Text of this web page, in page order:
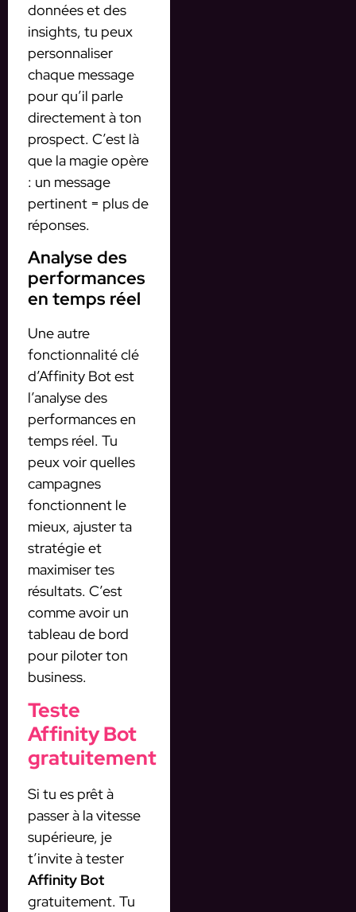
données et des
insights, tu peux
personnaliser
chaque message
pour qu’il parle
directement à ton
prospect. C’est là
que la magie opère
: un message
pertinent = plus de
réponses.
Analyse des
performances
en temps réel
Une autre
fonctionnalité clé
d’Affinity Bot est
l’analyse des
performances en
temps réel. Tu
peux voir quelles
campagnes
fonctionnent le
mieux, ajuster ta
stratégie et
maximiser tes
résultats. C’est
comme avoir un
tableau de bord
pour piloter ton
business.
Teste
Affinity Bot
gratuitement
Si tu es prêt à
passer à la vitesse
supérieure, je
t’invite à tester
Affinity Bot
gratuitement. Tu